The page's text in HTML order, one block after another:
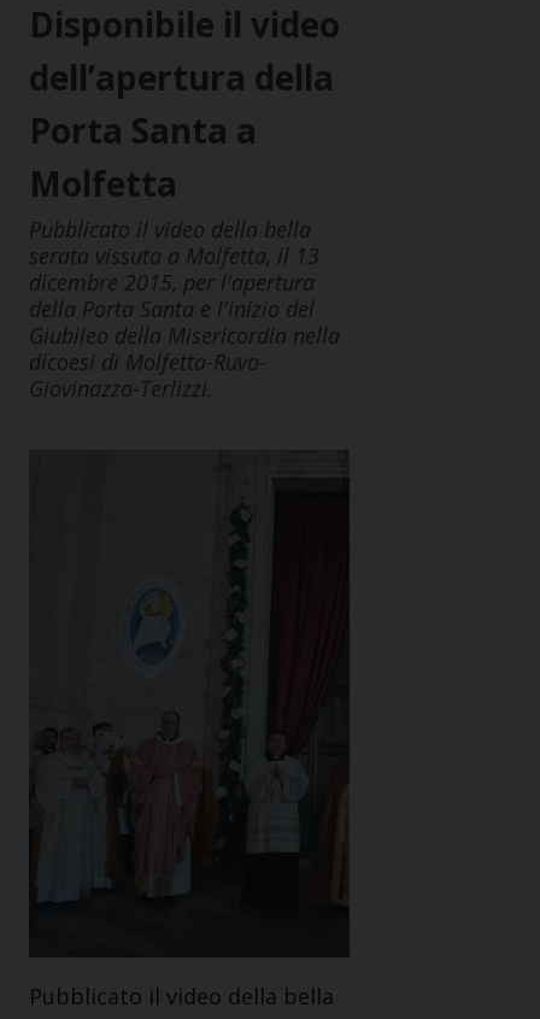
Disponibile il video
dell’apertura della
Porta Santa a
Molfetta
Pubblicato il video della bella
serata vissuta a Molfetta, il 13
dicembre 2015, per l'apertura
della Porta Santa e l'inizio del
Giubileo della Misericordia nella
dicoesi di Molfetta-Ruvo-
Giovinazzo-Terlizzi.
Pubblicato il video della bella